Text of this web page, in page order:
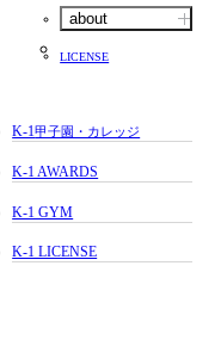
about
LICENSE
K-1甲子園・カレッジ
K-1 AWARDS
K-1 GYM
K-1 LICENSE